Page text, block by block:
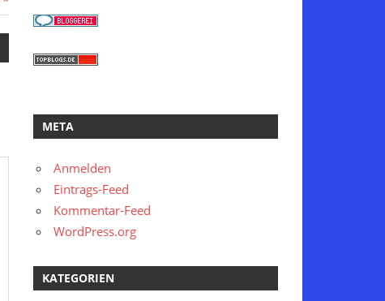
META
Anmelden
Eintrags-Feed
Kommentar-Feed
WordPress.org
KATEGORIEN